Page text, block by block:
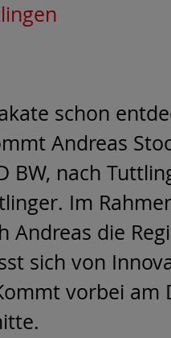
schon
Andreas
BW, nach
Im
Andreas die
sich von
vorbei am